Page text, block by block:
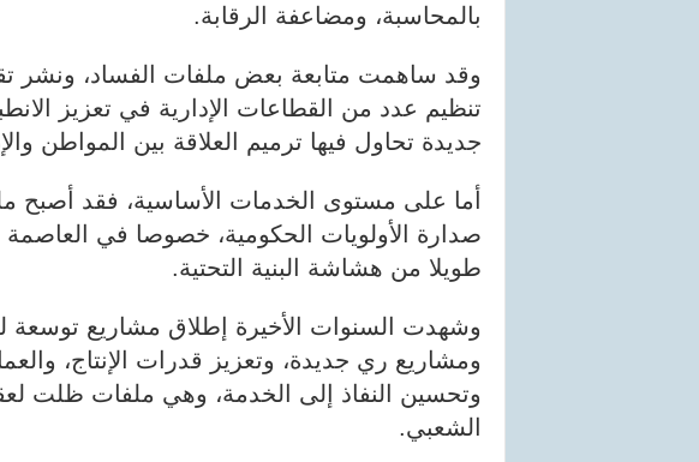
بالمحاسبة، ومضاعفة الرقابة.
وقد ساهمت متابعة بعض ملفات الفساد، ونشر
تنظيم عدد من القطاعات الإدارية في تعزيز
جديدة تحاول فيها ترميم العلاقة بين المواطن
أما على مستوى الخدمات الأساسية، فقد أصبح
صدارة الأولويات الحكومية، خصوصا في
طويلا من هشاشة البنية التحتية.
وشهدت السنوات الأخيرة إطلاق مشاريع توسعة
ومشاريع ري جديدة، وتعزيز قدرات الإنتاج،
وتحسين النفاذ إلى الخدمة، وهي ملفات ظلت
الشعبي.